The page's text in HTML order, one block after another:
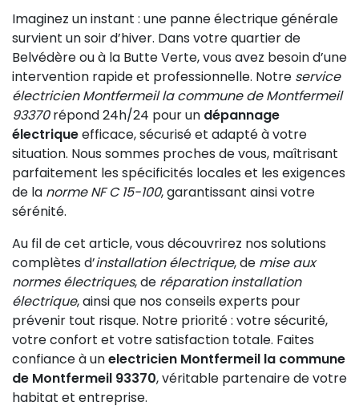
Imaginez un instant : une panne électrique générale
survient un soir d’hiver. Dans votre quartier de
Belvédère ou à la Butte Verte, vous avez besoin d’une
intervention rapide et professionnelle. Notre service
électricien Montfermeil la commune de Montfermeil
93370répond 24h/24 pour un dépannage
électriqueefficace, sécurisé et adapté à votre
situation. Nous sommes proches de vous, maîtrisant
parfaitement les spécificités locales et les exigences
de la norme NF C 15-100, garantissant ainsi votre
sérénité.
Au fil de cet article, vous découvrirez nos solutions
complètes d’installation électrique, de mise aux
normes électriques, de réparation installation
électrique, ainsi que nos conseils experts pour
prévenir tout risque. Notre priorité : votre sécurité,
votre confort et votre satisfaction totale. Faites
confiance à unelectricien Montfermeil la commune
de Montfermeil 93370, véritable partenaire de votre
habitat et entreprise.